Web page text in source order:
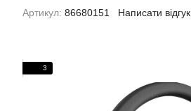
Артикул: 86680151 Написати відгук
3